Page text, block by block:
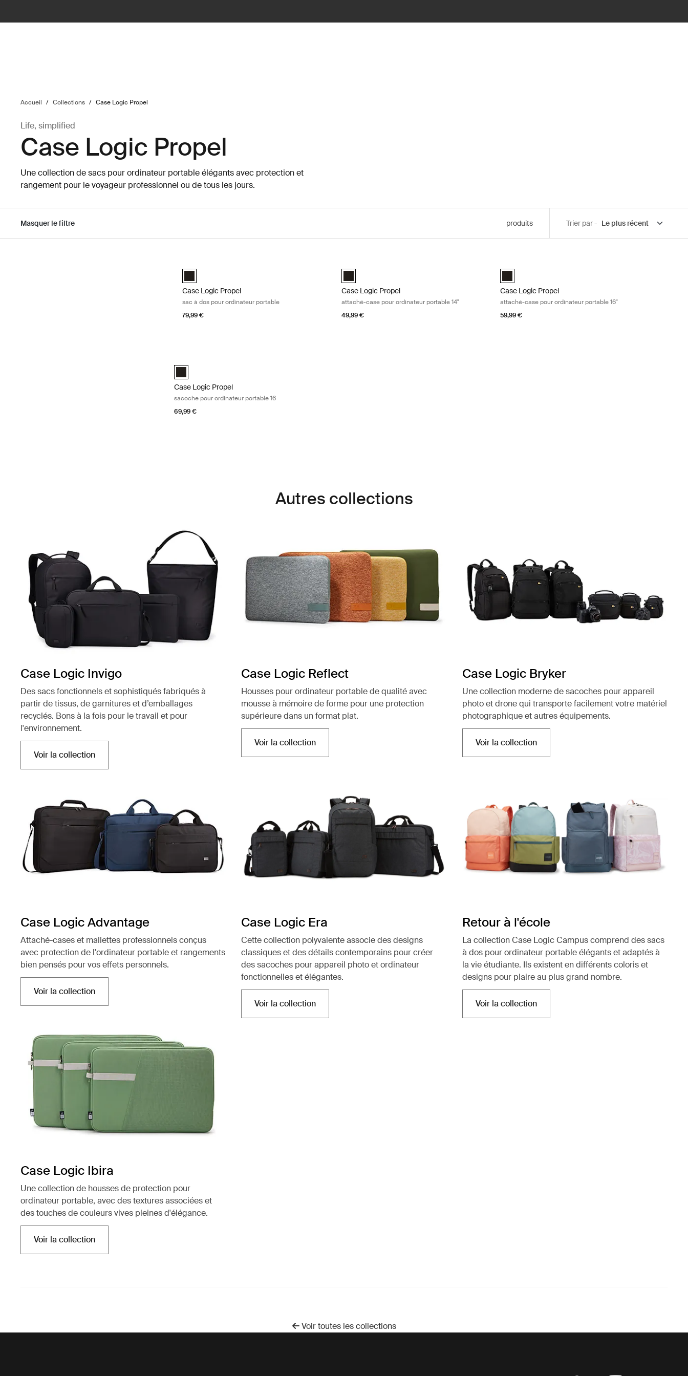
Accueil / Collections / Case Logic Propel
Life, simplified
Case Logic Propel
Une collection de sacs pour ordinateur portable élégants avec protection et
rangement pour le voyageur professionnel ou de tous les jours.
Masquer le filtre produits Trier par -
Case Logic Propel Backpack Noir (selected)
Case Logic Propel
sac à dos pour ordinateur portable
79,99 €
Case Logic Propel 14" Attaché Noir (selected)
Case Logic Propel
attaché-case pour ordinateur portable 14"
49,99 €
Case Logic Propel 16" Attaché Noir (selected)
Case Logic Propel
attaché-case pour ordinateur portable 16"
59,99 €
Case Logic Propel 16" Laptop Case Noir (selected)
Case Logic Propel
sacoche pour ordinateur portable 16
69,99 €
Autres collections
Case Logic Invigo
Des sacs fonctionnels et sophistiqués fabriqués à
partir de tissus, de garnitures et d’emballages
recyclés. Bons à la fois pour le travail et pour
l'environnement.
Voir la collectionS'ouvre dans un nouvel onglet
Case Logic Reflect
Housses pour ordinateur portable de qualité avec
mousse à mémoire de forme pour une protection
supérieure dans un format plat.
Voir la collectionS'ouvre dans un nouvel onglet
Case Logic Bryker
Une collection moderne de sacoches pour appareil
photo et drone qui transporte facilement votre matériel
photographique et autres équipements.
Voir la collectionS'ouvre dans un nouvel onglet
Case Logic Advantage
Attaché-cases et mallettes professionnels conçus
avec protection de l'ordinateur portable et rangements
bien pensés pour vos effets personnels.
Voir la collectionS'ouvre dans un nouvel onglet
Case Logic Era
Cette collection polyvalente associe des designs
classiques et des détails contemporains pour créer
des sacoches pour appareil photo et ordinateur
fonctionnelles et élégantes.
Voir la collectionS'ouvre dans un nouvel onglet
Retour à l'école
La collection Case Logic Campus comprend des sacs
à dos pour ordinateur portable élégants et adaptés à
la vie étudiante. Ils existent en différents coloris et
designs pour plaire au plus grand nombre.
Voir la collectionS'ouvre dans un nouvel onglet
Case Logic Ibira
Une collection de housses de protection pour
ordinateur portable, avec des textures associées et
des touches de couleurs vives pleines d'élégance.
Voir la collectionS'ouvre dans un nouvel onglet
Voir toutes les collections